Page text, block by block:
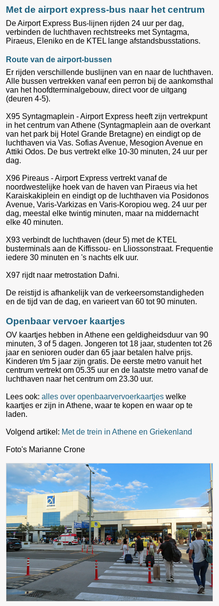
Met de airport express-bus naar het centrum
De Airport Express Bus-lijnen rijden 24 uur per dag,
verbinden de luchthaven rechtstreeks met Syntagma,
Piraeus, Eleniko en de KTEL lange afstandsbusstations.
Route van de airport-bussen
Er rijden verschillende buslijnen van en naar de luchthaven.
Alle bussen vertrekken vanaf een perron bij de aankomsthal
van het hoofdterminalgebouw, direct voor de uitgang
(deuren 4-5).
X95 Syntagmaplein - Airport Express heeft zijn vertrekpunt
in het centrum van Athene (Syntagmaplein aan de overkant
van het park bij Hotel Grande Bretagne) en eindigt op de
luchthaven via Vas. Sofias Avenue, Mesogion Avenue en
Attiki Odos. De bus vertrekt elke 10-30 minuten, 24 uur per
dag.
X96 Pireaus - Airport Express vertrekt vanaf de
noordwestelijke hoek van de haven van Piraeus via het
Karaiskakiplein en eindigt op de luchthaven via Posidonos
Avenue, Varis-Varkizas en Varis-Koropiou weg. 24 uur per
dag, meestal elke twintig minuten, maar na middernacht
elke 40 minuten.
X93 verbindt de luchthaven (deur 5) met de KTEL
busterminals aan de Kiffissou- en Lliossonstraat. Frequentie
iedere 30 minuten en 's nachts elk uur.
X97 rijdt naar metrostation Dafni.
De reistijd is afhankelijk van de verkeersomstandigheden
en de tijd van de dag, en varieert van 60 tot 90 minuten.
Openbaar vervoer kaartjes
OV kaartjes hebben in Athene een geldigheidsduur van 90
minuten, 3 of 5 dagen. Jongeren tot 18 jaar, studenten tot 26
jaar en senioren ouder dan 65 jaar betalen halve prijs.
Kinderen t/m 5 jaar zijn gratis. De eerste metro vanuit het
centrum vertrekt om 05.35 uur en de laatste metro vanaf de
luchthaven naar het centrum om 23.30 uur.
Lees ook: alles over openbaarvervoerkaartjes welke
kaartjes er zijn in Athene, waar te kopen en waar op te
laden.
Volgend artikel: Met de trein in Athene en Griekenland
Foto's Marianne Crone